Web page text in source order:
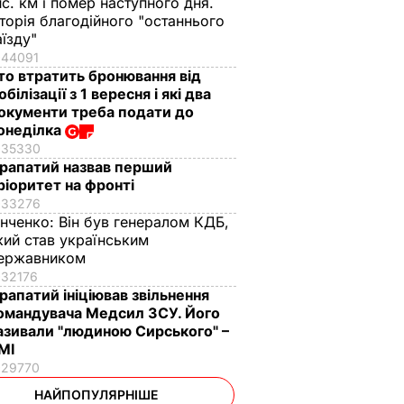
благодійного "останнього
44091
втратить бронювання від
з 1 вересня і які два
треба подати до
35330
назвав перший
на фронті
33276
Він був генералом КДБ,
став українським
32176
ініціював звільнення
Медсил ЗСУ. Його
"людиною Сирського" –
29770
НАЙПОПУЛЯРНІШЕ